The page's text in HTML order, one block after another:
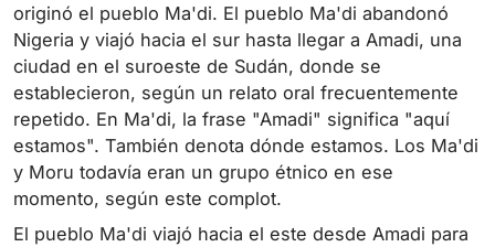
originó el pueblo Ma'di. El pueblo Ma'di abandonó
Nigeria y viajó hacia el sur hasta llegar a Amadi, una
ciudad en el suroeste de Sudán, donde se
establecieron, según un relato oral frecuentemente
repetido. En Ma'di, la frase "Amadi" significa "aquí
estamos". También denota dónde estamos. Los Ma'di
y Moru todavía eran un grupo étnico en ese
momento, según este complot.
El pueblo Ma'di viajó hacia el este desde Amadi para